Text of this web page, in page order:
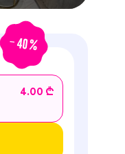
-40%
4.00 ₾